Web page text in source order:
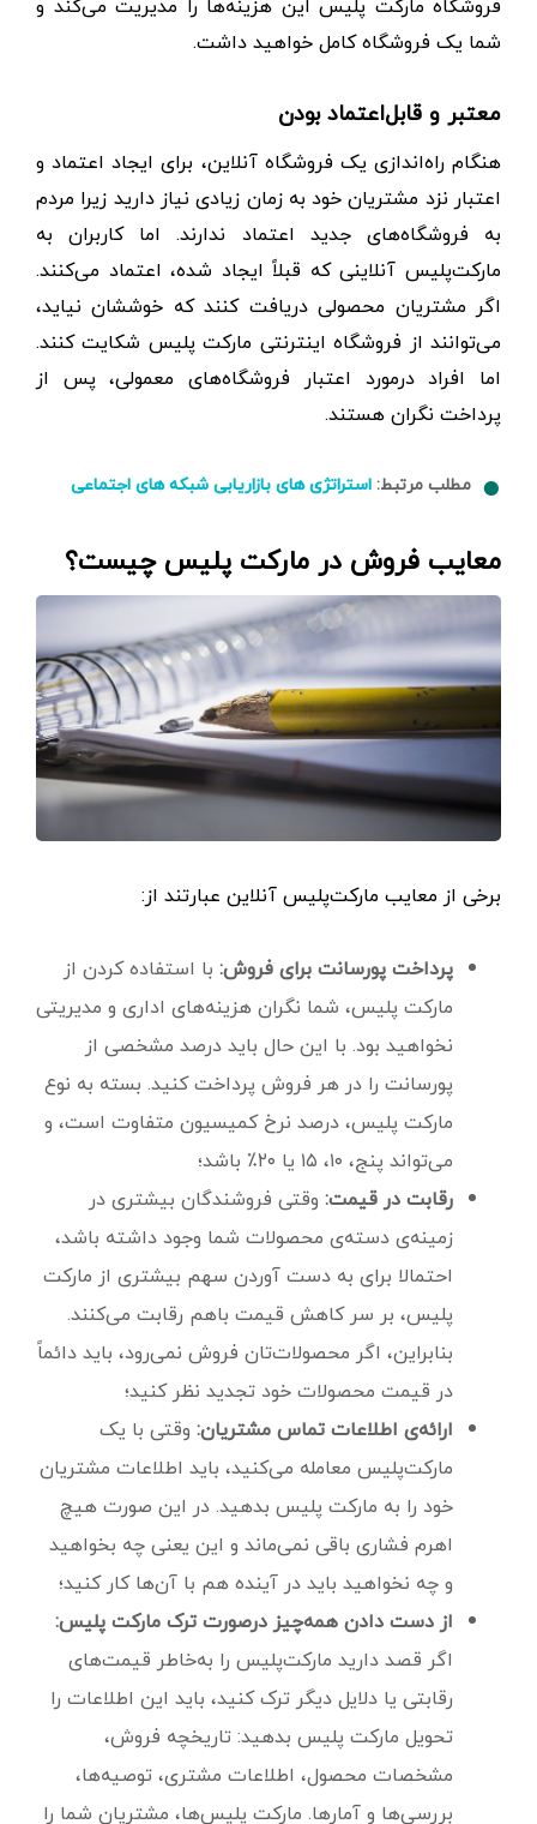
شما یک فروشگاه کامل خواهید داشت.
معتبر و قابل‌اعتماد بودن
هنگام راه‌اندازی یک فروشگاه آنلاین، برای ایجاد اعتماد و
اعتبار نزد مشتریان خود به زمان زیادی نیاز دارید زیرا مردم
به فروشگاه‌های جدید اعتماد ندارند. اما کاربران به
مارکت‌پلیس آنلاینی که قبلاً ایجاد شده، اعتماد می‌کنند.
اگر مشتریان محصولی دریافت کنند که خوششان نیاید،
می‌توانند از فروشگاه اینترنتی مارکت پلیس شکایت کنند.
اما افراد درمورد اعتبار فروشگاه‌های معمولی، پس از
پرداخت نگران هستند.
مطلب مرتبط: استراتژی های بازاریابی شبکه های اجتماعی
معایب فروش در مارکت پلیس چیست؟
برخی از معایب مارکت‌پلیس آنلاین عبارتند از:
پرداخت پورسانت برای فروش: با استفاده کردن از
مارکت پلیس، شما نگران هزینه‌های اداری و مدیریتی
نخواهید بود. با این حال باید درصد مشخصی از
پورسانت را در هر فروش پرداخت کنید. بسته به نوع
مارکت پلیس، درصد نرخ کمیسیون متفاوت است، و
می‌تواند پنج، ۱۰، ۱۵ یا ۲۰٪ باشد؛
رقابت در قیمت: وقتی فروشندگان بیشتری در
زمینه‌ی دسته‌ی محصولات شما وجود داشته باشد،
احتمالا برای به دست آوردن سهم بیشتری از مارکت
پلیس، بر سر کاهش قیمت باهم رقابت می‌کنند.
بنابراین، اگر محصولات‌تان فروش نمی‌رود، باید دائماً
در قیمت محصولات خود تجدید نظر کنید؛
ارائه‌ی اطلاعات تماس مشتریان: وقتی با یک
مارکت‌پلیس معامله می‌کنید، باید اطلاعات مشتریان
خود را به مارکت پلیس بدهید. در این صورت هیچ
اهرم فشاری باقی نمی‌ماند و این یعنی چه بخواهید
و چه نخواهید باید در آینده هم با آن‌ها کار کنید؛
از دست دادن همه‌چیز درصورت ترک مارکت پلیس:
اگر قصد دارید مارکت‌پلیس را به‌خاطر قیمت‌های
رقابتی یا دلایل دیگر ترک کنید، باید این اطلاعات را
تحویل مارکت پلیس بدهید: تاریخچه فروش،
مشخصات محصول، اطلاعات مشتری، توصیه‌ها،
بررسی‌ها و آمارها. مارکت پلیس‌ها، مشتریان شما را